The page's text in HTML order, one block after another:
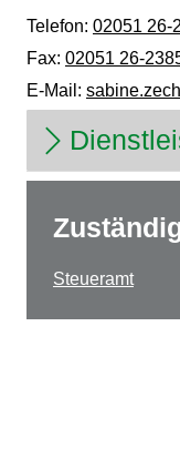
Telefon: 02051 26-
Fax: 02051 26-
E-Mail:
Steueramt